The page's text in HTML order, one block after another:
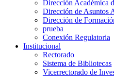
Dirección Académica
Dirección de Asuntos
Dirección de
prueba
Conexión Regulatoria
Institucional
Rectorado
Sistema de Bibliotecas
Vicerrectorado de